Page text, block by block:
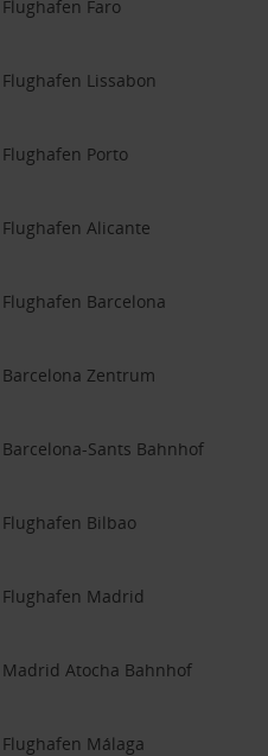
Flughafen Faro
Flughafen Lissabon
Flughafen Porto
Flughafen Alicante
Flughafen Barcelona
Barcelona Zentrum
Barcelona-Sants Bahnhof
Flughafen Bilbao
Flughafen Madrid
Madrid Atocha Bahnhof
Flughafen Málaga